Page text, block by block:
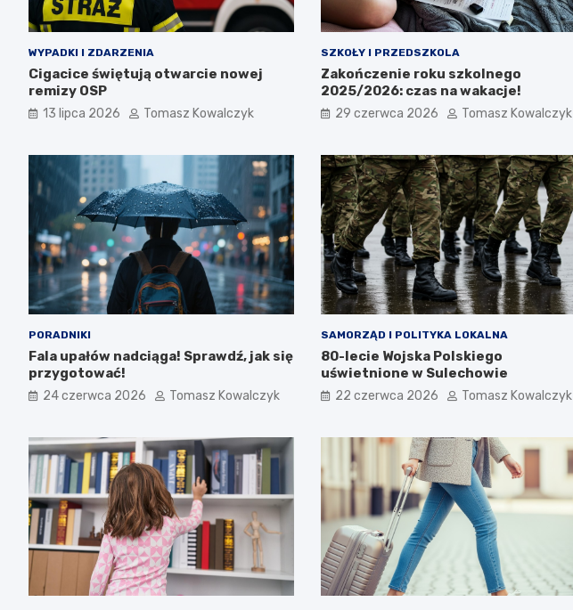
WYPADKI I ZDARZENIA
Cigacice świętują otwarcie nowej
remizy OSP
13 lipca 2026 Tomasz Kowalczyk
SZKOŁY I PRZEDSZKOLA
Zakończenie roku szkolnego
2025/2026: czas na wakacje!
29 czerwca 2026 Tomasz Kowalczyk
PORADNIKI
Fala upałów nadciąga! Sprawdź, jak się
przygotować!
24 czerwca 2026 Tomasz Kowalczyk
SAMORZĄD I POLITYKA LOKALNA
80-lecie Wojska Polskiego
uświetnione w Sulechowie
22 czerwca 2026 Tomasz Kowalczyk